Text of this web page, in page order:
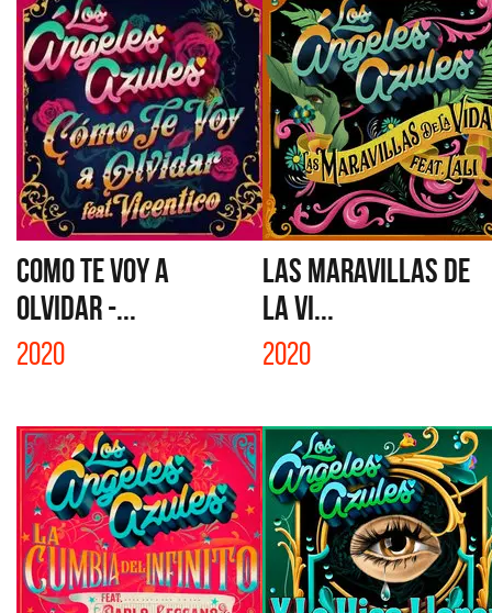
COMO TE VOY A
OLVIDAR -...
2020
LAS MARAVILLAS DE
LA VI...
2020